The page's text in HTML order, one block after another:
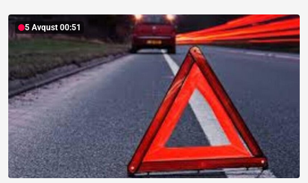
5 Avqust 00:51